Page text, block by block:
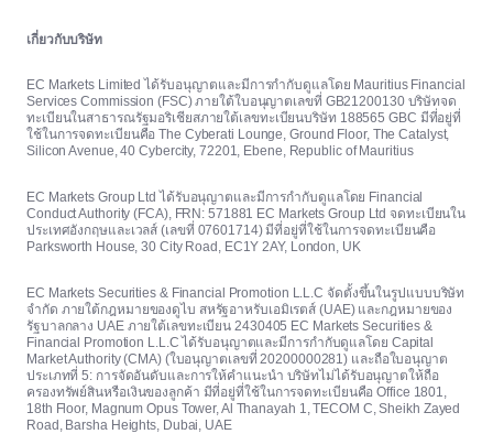
เกี่ยวกับบริษัท
EC Markets Limited ได้รับอนุญาตและมีการกำกับดูแลโดย Mauritius Financial
Services Commission (FSC) ภายใต้ใบอนุญาตเลขที่ GB21200130 บริษัทจด
ทะเบียนในสาธารณรัฐมอริเชียสภายใต้เลขทะเบียนบริษัท 188565 GBC มีที่อยู่ที่
ใช้ในการจดทะเบียนคือ The Cyberati Lounge, Ground Floor, The Catalyst,
Silicon Avenue, 40 Cybercity, 72201, Ebene, Republic of Mauritius
EC Markets Group Ltd ได้รับอนุญาตและมีการกำกับดูแลโดย Financial
Conduct Authority (FCA), FRN: 571881 EC Markets Group Ltd จดทะเบียนใน
ประเทศอังกฤษและเวลส์ (เลขที่ 07601714) มีที่อยู่ที่ใช้ในการจดทะเบียนคือ
Parksworth House, 30 City Road, EC1Y 2AY, London, UK
EC Markets Securities & Financial Promotion L.L.C จัดตั้งขึ้นในรูปแบบบริษัท
จำกัด ภายใต้กฎหมายของดูไบ สหรัฐอาหรับเอมิเรตส์ (UAE) และกฎหมายของ
รัฐบาลกลาง UAE ภายใต้เลขทะเบียน 2430405 EC Markets Securities &
Financial Promotion L.L.C ได้รับอนุญาตและมีการกำกับดูแลโดย Capital
Market Authority (CMA) (ใบอนุญาตเลขที่ 20200000281) และถือใบอนุญาต
ประเภทที่ 5: การจัดอันดับและการให้คำแนะนำ บริษัทไม่ได้รับอนุญาตให้ถือ
ครองทรัพย์สินหรือเงินของลูกค้า มีที่อยู่ที่ใช้ในการจดทะเบียนคือ Office 1801,
18th Floor, Magnum Opus Tower, Al Thanayah 1, TECOM C, Sheikh Zayed
Road, Barsha Heights, Dubai, UAE